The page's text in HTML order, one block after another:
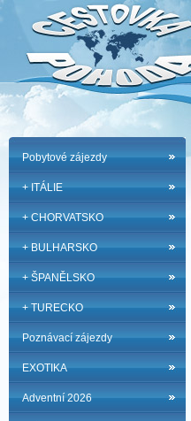
Pobytové zájezdy
+ ITÁLIE
+ CHORVATSKO
+ BULHARSKO
+ ŠPANĚLSKO
+ TURECKO
Poznávací zájezdy
EXOTIKA
Adventní 2026